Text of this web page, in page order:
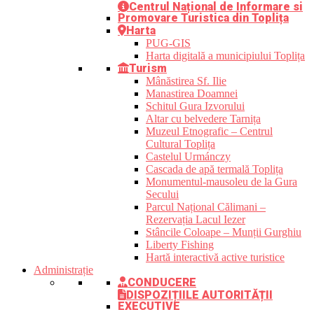
Centrul Național de Informare si
Promovare Turistica din Toplița
Harta
PUG-GIS
Harta digitală a municipiului Toplița
Turism
Mânăstirea Sf. Ilie
Manastirea Doamnei
Schitul Gura Izvorului
Altar cu belvedere Tarnița
Muzeul Etnografic – Centrul
Cultural Toplița
Castelul Urmánczy
Cascada de apă termală Toplița
Monumentul-mausoleu de la Gura
Secului
Parcul Național Călimani –
Rezervația Lacul Iezer
Stâncile Coloape – Munții Gurghiu
Liberty Fishing
Hartă interactivă active turistice
Administrație
CONDUCERE
DISPOZIȚIILE AUTORITĂȚII
EXECUTIVE